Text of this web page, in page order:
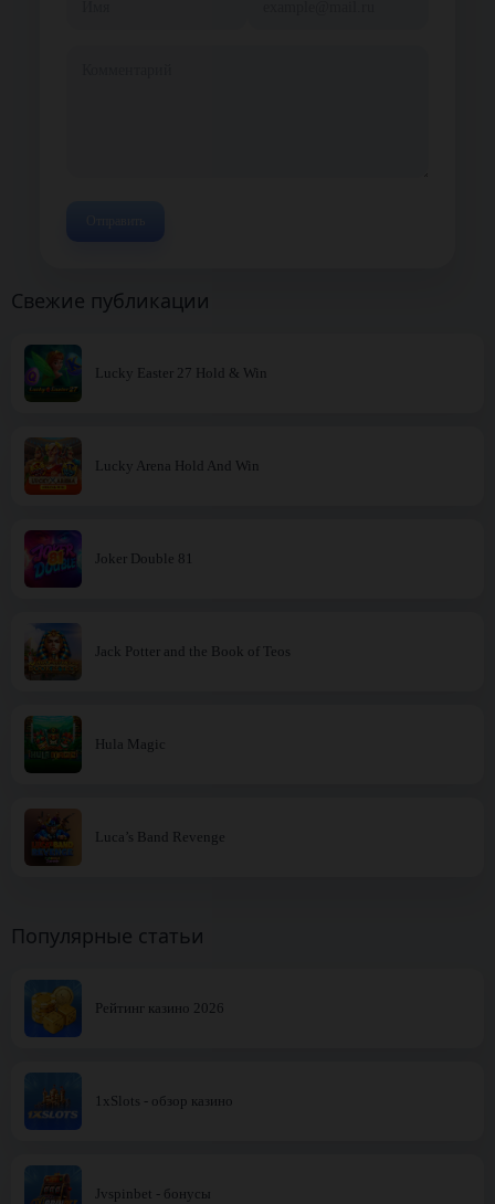
Свежие публикации
Lucky Easter 27 Hold & Win
Lucky Arena Hold And Win
Joker Double 81
Jack Potter and the Book of Teos
Hula Magic
Luca’s Band Revenge
Популярные статьи
Рейтинг казино 2026
1xSlots - обзор казино
Jvspinbet - бонусы